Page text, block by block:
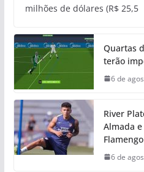
milhões de dólares (R$ 25,5
Quartas
terão
6 de
River
Almada
Flamengo
6 de